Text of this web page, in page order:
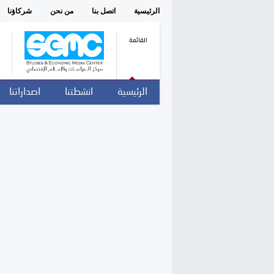
الرئيسية اتصل بنا من نحن شركاؤنا
القائمة
الرئيسية انشطتنا اصداراتنا